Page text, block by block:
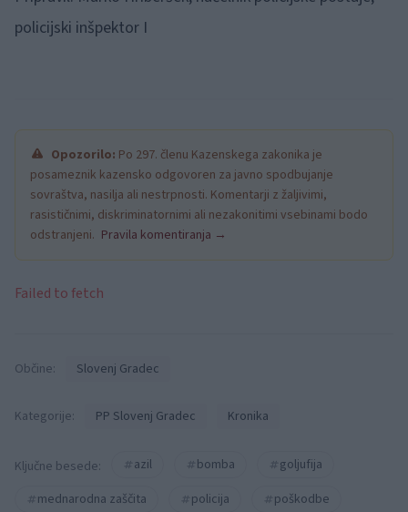
policijski inšpektor I
Opozorilo: Po 297. členu Kazenskega zakonika je
posameznik kazensko odgovoren za javno spodbujanje
sovraštva, nasilja ali nestrpnosti. Komentarji z žaljivimi,
rasističnimi, diskriminatornimi ali nezakonitimi vsebinami bodo
odstranjeni. Pravila komentiranja →
Failed to fetch
Občine: Slovenj Gradec
Kategorije: PP Slovenj Gradec Kronika
Ključne besede: azil bomba
goljufija
mednarodna zaščita
policija
poškodbe